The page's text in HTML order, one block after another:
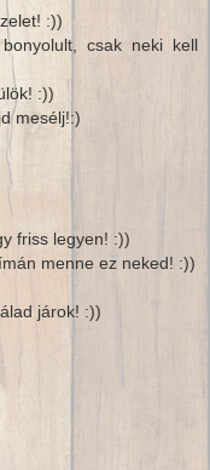
:))
csak neki kell
:))
mesélj!:)
friss legyen! :))
menne ez neked! :))
járok! :))